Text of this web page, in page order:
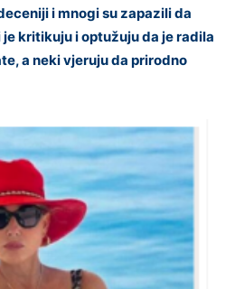
i mnogi su zapazili da
kritikuju i optužuju da je radila
a neki vjeruju da prirodno